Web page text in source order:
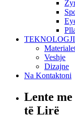
TEKNOLOGJI
Veshje
Dizajne
Na Kontaktoni
Lente
të Lirë